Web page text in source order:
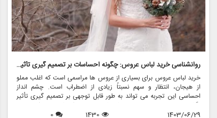
روانشناسی خرید لباس عروس: چگونه احساسات بر تصمیم گیری تأثیر می گذارد
خرید لباس عروس برای بسیاری از عروس ها مراسمی است که اغلب مملو
از هیجان، انتظار و سهم نسبتاً زیادی از اضطراب است. چشم انداز
احساسی این تجربه می تواند به طور قابل توجهی بر تصمیم گیری تأثیر
بگذارد و منجر به انتخاب هایی شود که نه تنها سبک شخصی بلکه عوامل
روانی عمیق تری را نیز منعکس می کند. در این مقاله، روانشناسی خرید
1403/06/29
1430
0